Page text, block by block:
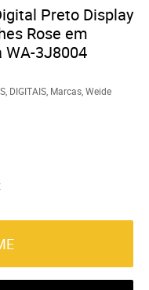
Preto Display
Rose em
WA-3J8004
DIGITAIS Marcas Weide